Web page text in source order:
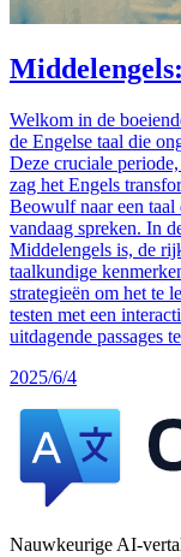
Welkom in de
de Engelse taal die
Deze cruciale
zag het Engels
Beowulf naar een
vandaag spreken. In
Middelengels is, de
taalkundige
strategieën om het te
testen met een
uitdagende passages
2025/6/4
Nauwkeurige AI-